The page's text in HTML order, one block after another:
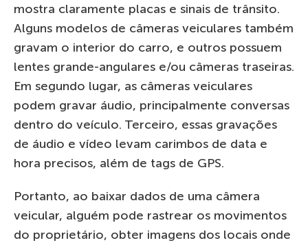
mostra claramente placas e sinais de trânsito.
Alguns modelos de câmeras veiculares também
gravam o interior do carro, e outros possuem
lentes grande-angulares e/ou câmeras traseiras.
Em segundo lugar, as câmeras veiculares
podem gravar áudio, principalmente conversas
dentro do veículo. Terceiro, essas gravações
de áudio e vídeo levam carimbos de data e
hora precisos, além de tags de GPS.
Portanto, ao baixar dados de uma câmera
veicular, alguém pode rastrear os movimentos
do proprietário, obter imagens dos locais onde